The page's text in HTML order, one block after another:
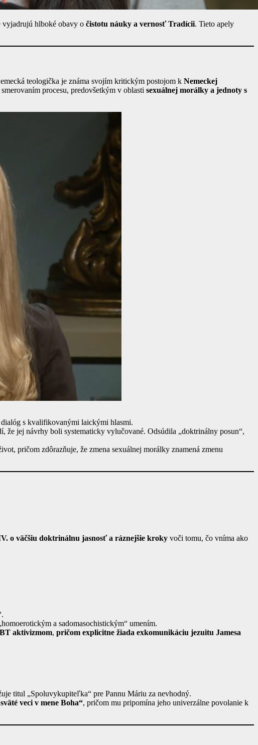
vyjadrujú hlboké obavy o čistotu náuky a vernosť Tradícii. Tieto apely
teologička je známa svojím kritickým postojom k Nemeckej
procesu, predovšetkým v oblasti sexuálnej morálky a jednoty s
s kvalifikovanými laickými hlasmi.
že jej návrhy boli systematicky vylučované. Odsúdila „doktrinálny posun“,
pričom zdôrazňuje, že zmena sexuálnej morálky znamená zmenu
o väčšiu doktrinálnu jasnosť a ráznejšie krokyvoči tomu, čo vníma ako
a sadomasochistickým“ umením.
aktivizmom, pričom explicitne žiada exkomunikáciu jezuitu Jamesa
titul „Spoluvykupiteľka“ pre Pannu Máriu za nevhodný.
veci v mene Boha“, pričom mu pripomína jeho univerzálne povolanie k